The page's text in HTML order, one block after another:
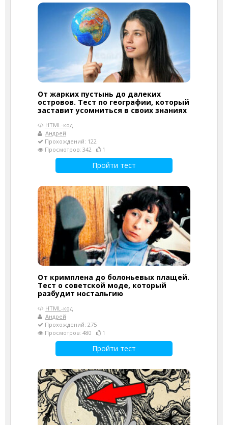
От жарких пустынь до далеких
островов. Тест по географии, который
заставит усомниться в своих знаниях
HTML-код
Андрей
Прохождений: 122
Просмотров: 342
1
Пройти тест
От кримплена до болоньевых плащей.
Тест о советской моде, который
разбудит ностальгию
HTML-код
Андрей
Прохождений: 275
Просмотров: 480
1
Пройти тест